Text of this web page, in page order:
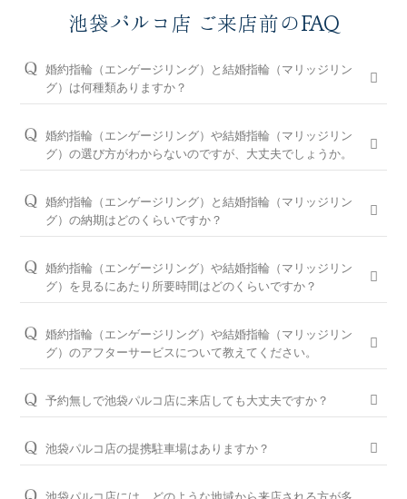
池袋パルコ店 ご来店前のFAQ
婚約指輪（エンゲージリング）と結婚指輪（マリッジリン
グ）は何種類ありますか？
のデザインや、シンプルからゴージャスまで、豊富なラインナ
ップをご用意しております。オプションを組み合わせると数万
通りの中から、おふたりらしさを叶える婚約指輪と結婚指輪を
※ホームページで掲載しているのは一部の商品です。
結婚指輪の閲覧人気ランキングはこちら
婚約指輪（エンゲージリング）や結婚指輪（マリッジリン
グ）の選び方がわからないのですが、大丈夫でしょうか。
のコンシェルジュが、普段のイメージやライフスタイル、ご予
算等をお伺いして、ダイヤモンドとデザインをご提案させてい
ただきます。
お客様に寄り添い続けてきた銀座ダイヤモンドシライシだから
こそ、骨格×指輪診断で似合うと好きを同時に叶えるパーフェ
クトフィットカウンセリングもございます。銀座ダイヤモンド
ートさせていただきますのでご安心ください。
パーフェクトフィットカウンセリングは全店でお受けできます
パーフェクトフィットカウンセリングと銀座ダイヤモンド
婚約指輪（エンゲージリング）と結婚指輪（マリッジリン
グ）の納期はどのくらいですか？
ステムのため、ご注文いただいてから概ね1か月～2ヶ月程いた
だいております。婚約指輪をプロポーズの際に贈られる場合
は、予定日の2～3ヶ月程前、結婚指輪をご入籍や両家顔合わせ
に余裕を持ってご準備いただくと安心です。
お急ぎの場合はコンシェルジュにご相談ください。
婚約指輪（エンゲージリング）や結婚指輪（マリッジリン
グ）を見るにあたり所要時間はどのくらいですか？
案内が可能ですのでお気軽にお申し付けください。
ご来店予約はこちら
婚約指輪（エンゲージリング）や結婚指輪（マリッジリン
グ）のアフターサービスについて教えてください。
ただけるように、無期限メンテナンスを何度でもお受けできる
「永久保証サービス」を、全国の店舗にてご提供しておりま
お近くの銀座ダイヤモンドシライシの店舗へお気軽にご相談く
ださい。
予約無しで池袋パルコ店に来店しても大丈夫ですか？
WEBでの来店予約がおすすめです。
ジリング）・結婚指輪（マリッジリング）を試着頂いたお客様
池袋パルコ店の提携駐車場はありますか？
メトロポリタン駐車場と提携しております。